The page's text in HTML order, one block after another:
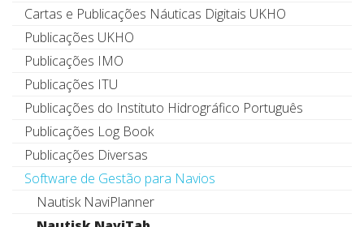
Cartas e Publicações Náuticas Digitais UKHO
Publicações UKHO
Publicações IMO
Publicações ITU
Publicações do Instituto Hidrográfico Português
Publicações Log Book
Publicações Diversas
Software de Gestão para Navios
Nautisk NaviPlanner